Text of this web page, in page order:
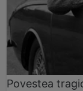
Povestea